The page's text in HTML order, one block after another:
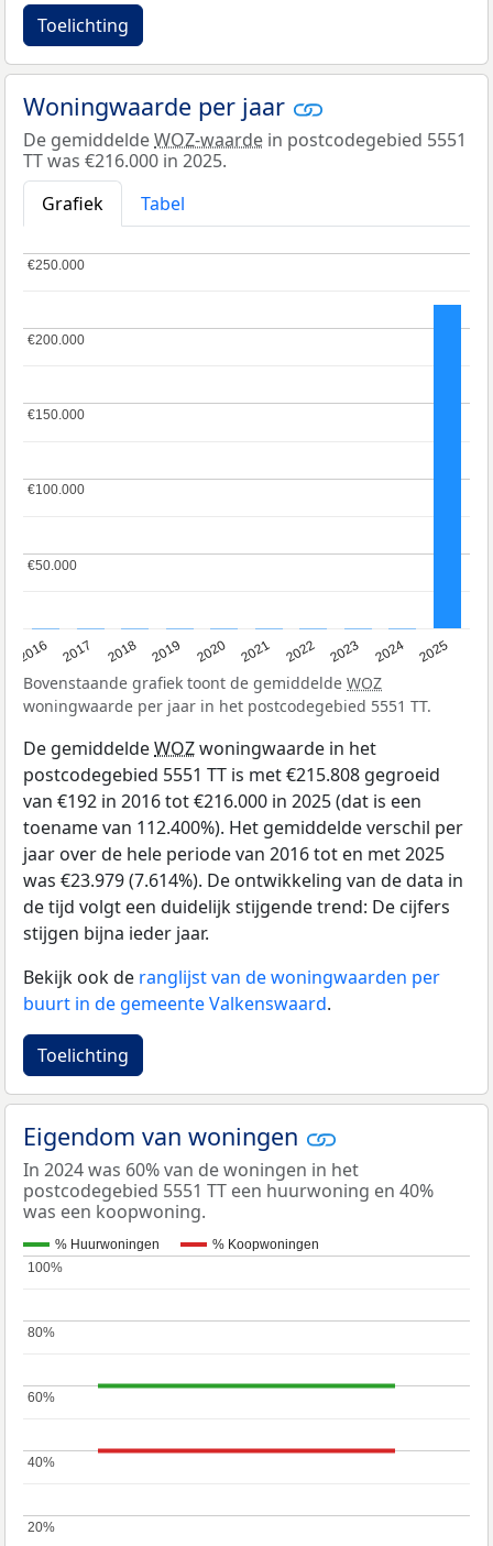
Toelichting
Woningwaarde per jaar
De gemiddeldeWOZ-waarde in postcodegebied 5551
TT was €216.000 in 2025.
Grafiek
Tabel
2016 2017 2018 2019 2020 2021 2022 2023 2024 2025
€50.000
€50.000
€100.000
€100.000
€150.000
€150.000
€200.000
€200.000
€250.000
€250.000
Bovenstaande grafiek toont de gemiddelde WOZ
woningwaarde per jaar in het postcodegebied 5551 TT.
De gemiddeldeWOZwoningwaarde in het
postcodegebied 5551 TT is met €215.808 gegroeid
van €192 in 2016 tot €216.000 in 2025 (dat is een
toename van 112.400%). Het gemiddelde verschil per
jaar over de hele periode van 2016 tot en met 2025
was €23.979 (7.614%). De ontwikkeling van de data in
de tijd volgt een duidelijk stijgende trend: De cijfers
stijgen bijna ieder jaar.
Bekijk ook de ranglijst van de woningwaarden per
buurt in de gemeente Valkenswaard.
Toelichting
Eigendom van woningen
In 2024 was 60% van de woningen in het
postcodegebied 5551 TT een huurwoning en 40%
was een koopwoning.
% Huurwoningen % Koopwoningen
20%
20%
40%
40%
60%
60%
80%
80%
100%
100%